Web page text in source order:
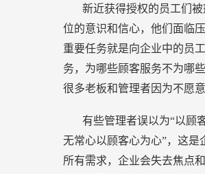
新近获得授权的员工们
位的意识和信心，他们面临
重要任务就是向企业中的员
务，为哪些顾客服务不为哪
很多老板和管理者因为不愿
有些管理者误以为“以顾
无常心以顾客心为心”，这
所有需求，企业会失去焦点